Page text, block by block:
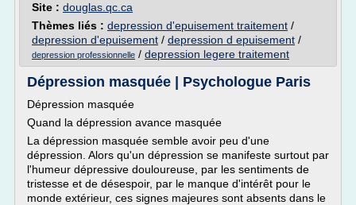
Site : douglas.qc.ca
Thèmes liés : depression d'epuisement traitement /
depression d'epuisement / depression d epuisement /
depression professionnelle / depression legere traitement
Dépression masquée | Psychologue Paris
Dépression masquée
Quand la dépression avance masquée
La dépression masquée semble avoir peu d'une
dépression. Alors qu'un dépression se manifeste surtout par
l'humeur dépressive douloureuse, par les sentiments de
tristesse et de désespoir, par le manque d'intérêt pour le
monde extérieur, ces signes majeures sont absents dans le